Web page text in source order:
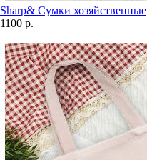
Sharp& Сумки хозяйственные
1100 р.